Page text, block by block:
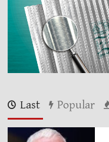
Last Popular